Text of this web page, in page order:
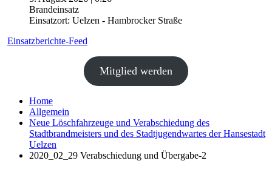
Brandeinsatz
Einsatzort: Uelzen - Hambrocker Straße
Einsatzberichte-Feed
Mitglied werden
Home
Allgemein
Neue Löschfahrzeuge und Verabschiedung des
Stadtbrandmeisters und des Stadtjugendwartes der Hansestadt
Uelzen
2020_02_29 Verabschiedung und Übergabe-2